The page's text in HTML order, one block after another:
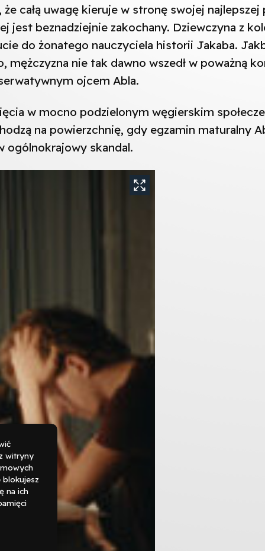
że całą uwagę kieruje w stronę swojej najlepszej
jest beznadziejnie zakochany. Dziewczyna z
do żonatego nauczyciela historii Jakaba.
mężczyzna nie tak dawno wszedł w poważną
ojcem Abla.
w mocno podzielonym węgierskim
na powierzchnię, gdy egzamin maturalny
ogólnokrajowy skandal.
witryny
blokujesz
na ich